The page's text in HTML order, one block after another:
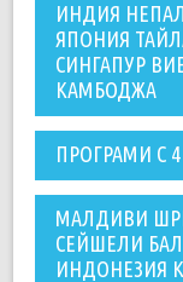
ИНДИЯ
ЯПОНИЯ
СИНГАПУР
КАМБОДЖА
ПРОГРАМИ С
МАЛДИВИ
СЕЙШЕЛИ
ИНДОНЕЗИЯ